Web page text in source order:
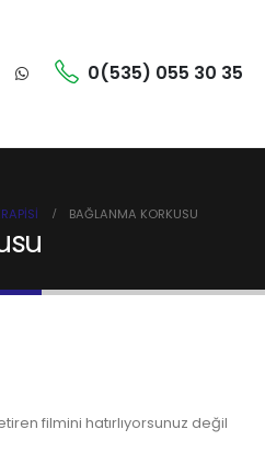
0(535) 055 30 35
BAĞLANMA KORKUSU
filmini hatırlıyorsunuz değil